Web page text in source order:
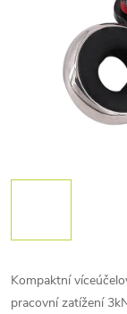
Kompaktní
pracovní zatížení